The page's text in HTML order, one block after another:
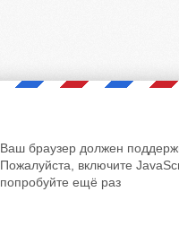
Ваш браузер должен
Пожалуйста, включите
попробуйте ещё раз